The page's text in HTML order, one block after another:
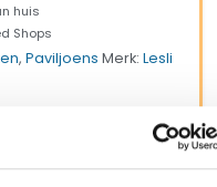
huis
Shops
,Paviljoens Merk:Lesli